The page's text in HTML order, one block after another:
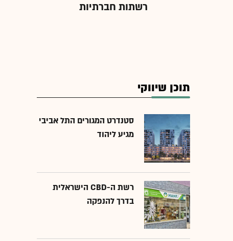
רשתות חברתיות
תוכן שיווקי
סטנדרט המגורים התל אביבי
מגיע ליהוד
רשת ה-CBD הישראלית
בדרך להנפקה